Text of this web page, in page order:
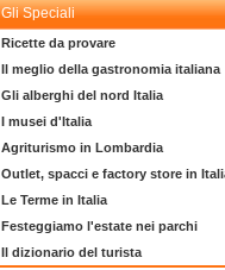
Gli Speciali
Ricette da provare
Il meglio della gastronomia italiana
Gli alberghi del nord Italia
I musei d'Italia
Agriturismo in Lombardia
Outlet, spacci e factory store in
Le Terme in Italia
Festeggiamo l'estate nei parchi
Il dizionario del turista